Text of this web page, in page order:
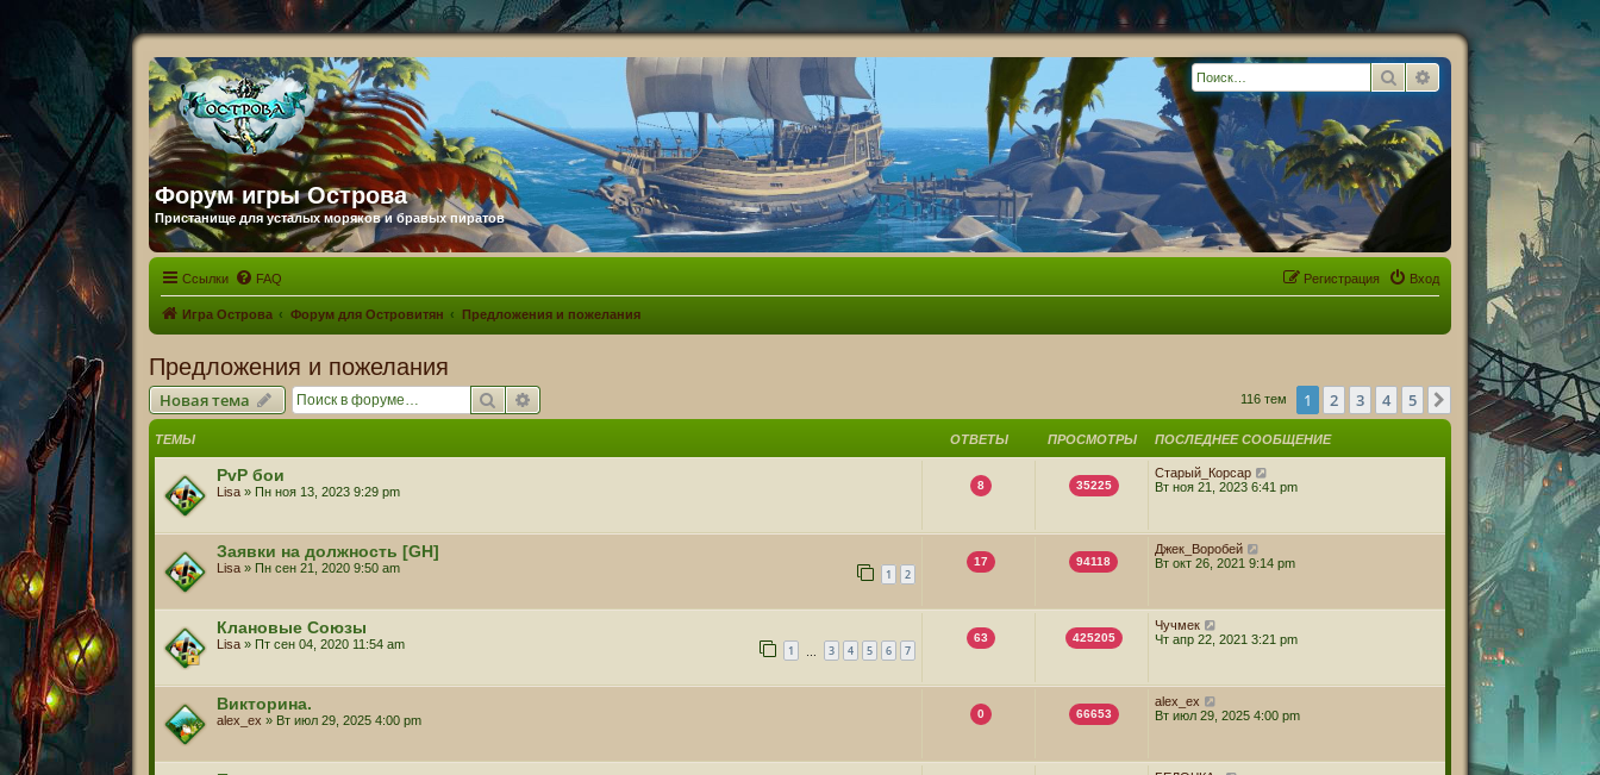
Форум игры Острова
Пристанище для усталых моряков и бравых пиратов
Поиск Расширенный поиск
Ссылки FAQ Вход
Регистрация
Игра Острова Форум для Островитян Предложения и пожелания
Предложения и пожелания
Новая тема Поиск 116 тем 1 2 3 4 5 След.
ТЕМЫ ОТВЕТЫ ПРОСМОТРЫ ПОСЛЕДНЕЕ СООБЩЕНИЕ
PvP бои
Lisa» Пн ноя 13, 2023 9:29 pm 8 35225
Старый_Корсар
Вт ноя 21, 2023 6:41 pm
Заявки на должность [GH]
Lisa» Пн сен 21, 2020 9:50 am 1 2
17 94118
Джек_Воробей
Вт окт 26, 2021 9:14 pm
Клановые Союзы
Lisa» Пт сен 04, 2020 11:54 am 1 3 4 5 6 7
63 425205
Чучмек
Чт апр 22, 2021 3:21 pm
Викторина.
alex_ex » Вт июл 29, 2025 4:00 pm 0 66653
alex_ex
Вт июл 29, 2025 4:00 pm